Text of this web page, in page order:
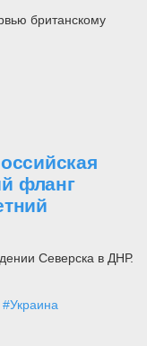
британскому
фланг
Северска в ДНР.
#Украина